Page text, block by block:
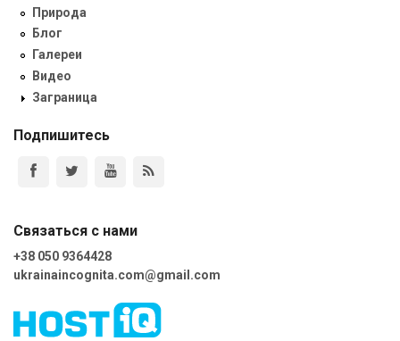
Природа
Блог
Галереи
Видео
Заграница
Подпишитесь
Связаться с нами
+38 050 9364428
ukrainaincognita.com@gmail.com